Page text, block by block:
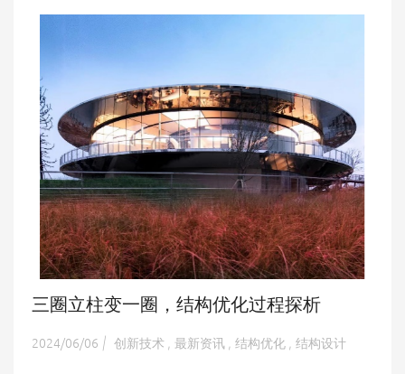
三圈立柱变一圈，结构优化过程探析
2024/06/06 | 创新技术 最新资讯 结构优化 结构设计